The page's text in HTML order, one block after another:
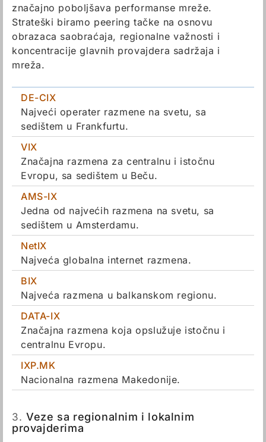
značajno poboljšava performanse mreže.
Strateški biramo peering tačke na osnovu
obrazaca saobraćaja, regionalne važnosti i
koncentracije glavnih provajdera sadržaja i
mreža.
DE-CIX
Najveći operater razmene na svetu, sa
sedištem u Frankfurtu.
VIX
Značajna razmena za centralnu i istočnu
Evropu, sa sedištem u Beču.
AMS-IX
Jedna od najvećih razmena na svetu, sa
sedištem u Amsterdamu.
NetIX
Najveća globalna internet razmena.
BIX
Najveća razmena u balkanskom regionu.
DATA-IX
Značajna razmena koja opslužuje istočnu i
centralnu Evropu.
IXP.MK
Nacionalna razmena Makedonije.
3. Veze sa regionalnim i lokalnim
provajderima